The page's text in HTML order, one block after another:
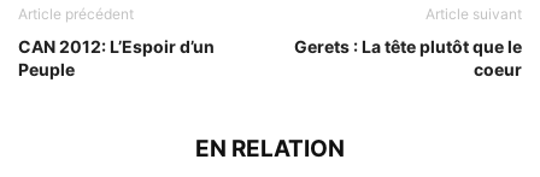
Article précédent
CAN 2012: L’Espoir d’un
Peuple
Article suivant
Gerets : La tête plutôt que le
coeur
EN RELATION